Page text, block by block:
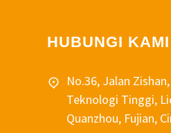
HUBUNGI KAMI
No.36, Jalan
Teknologi Tinggi,
Quanzhou, Fujian,